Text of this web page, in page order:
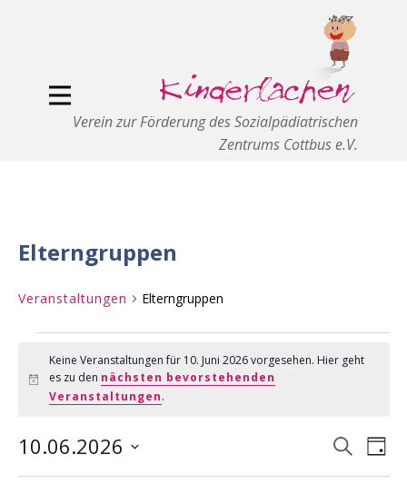
Verein zur Förderung des Sozialpädiatrischen
Zentrums Cottbus e.V.
Elterngruppen
Veranstaltungen Elterngruppen
Veranstaltungen
für
Juni
Hinweis
Keine Veranstaltungen für 10. Juni 2026 vorgesehen. Hier geht
es zu den nächsten bevorstehenden
Veranstaltungen.
Suche
SucheTag
10.06.2026
Datum